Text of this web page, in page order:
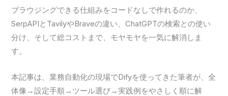
ブラウジングできる仕組みをコードなしで作れるのか、
SerpAPIとTavilyやBraveの違い、ChatGPTの検索との使い
分け、そして総コストまで、モヤモヤを一気に解消しま
す。
本記事は、業務自動化の現場でDifyを使ってきた筆者が、全
体像→設定手順→ツール選び→実践例をやさしく順に解